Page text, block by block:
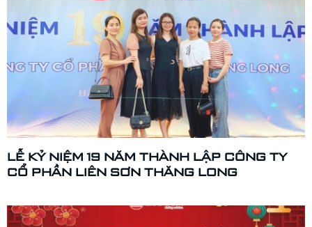
LỄ KỶ NIỆM 19 NĂM THÀNH LẬP CÔNG TY
CỔ PHẦN LIÊN SƠN THĂNG LONG